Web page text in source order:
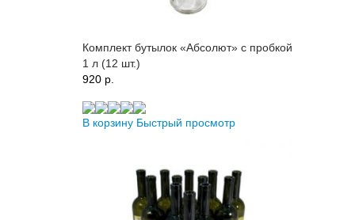
Комплект бутылок «Абсолют» с пробкой
1 л (12 шт.)
920 p.
В корзину Быстрый просмотр